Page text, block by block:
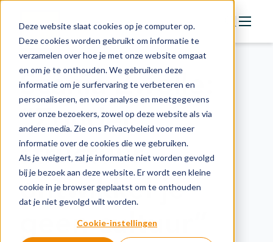
Deze website slaat cookies op je computer op.
Deze cookies worden gebruikt om informatie te
verzamelen over hoe je met onze website omgaat
en om je te onthouden. We gebruiken deze
informatie om je surfervaring te verbeteren en
personaliseren, en voor analyse en meetgegevens
over onze bezoekers, zowel op deze website als via
andere media. Zie ons Privacybeleid voor meer
informatie over de cookies die we gebruiken.
Als je weigert, zal je informatie niet worden gevolgd
bij je bezoek aan deze website. Er wordt een kleine
cookie in je browser geplaatst om te onthouden
dat je niet gevolgd wilt worden.
Cookie-instellingen
Actie
Doelstellingen
Groeipaden
Actuele onderwerpen
Financiering
Nieuws
In de regio
Scania Zwolle:
“Zonder
structuur
ontwikkel je
geen cultuur”